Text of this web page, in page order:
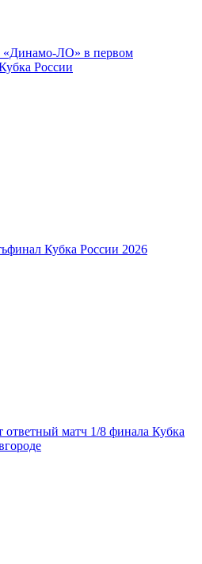
«Динамо-ЛО» в первом
России
Кубка России 2026
ответный матч 1/8 финала Кубка